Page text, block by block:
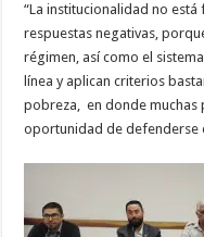
“La institucionalidad no
respuestas negativas,
régimen, así como el
línea y aplican criterios
pobreza, en donde muchas
oportunidad de defenderse